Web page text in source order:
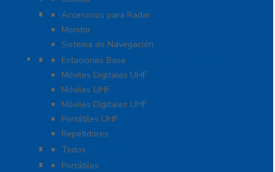
Soluciones Marinas
Accesorios para Radar
Monitor
Sistema de Navegación
Radios Comerciales ICOM / KENWOOD
Estaciones Base
Móviles Digitales UHF
Móviles UHF
Móviles Digitales UHF
Portátiles UHF
Repetidores
Radios ICOM WiFi
Todos
Radios Marinos
Portátiles